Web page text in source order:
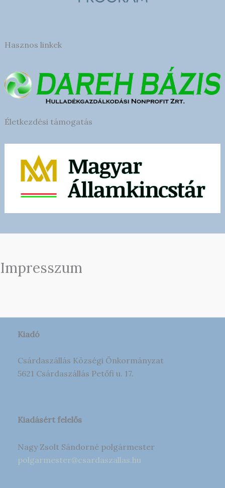
Hasznos linkek
Életkezdési támogatás
Impresszum
Kiadó
Csárdaszállás Községi Önkormányzat
5621 Csárdaszállás Petőfi u. 17.
Kiadásért felelős
Nagy Zsolt Sándorné polgármester
polgarmester@csardaszallas.hu